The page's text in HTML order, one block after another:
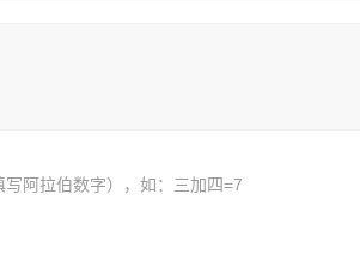
阿拉伯数字），如：三加四=7